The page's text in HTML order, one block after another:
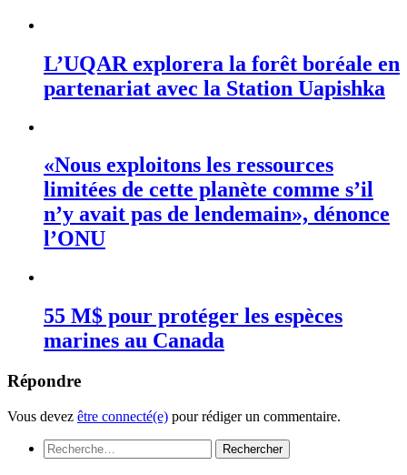
L’UQAR explorera la forêt boréale en
partenariat avec la Station Uapishka
«Nous exploitons les ressources
limitées de cette planète comme s’il
n’y avait pas de lendemain», dénonce
l’ONU
55 M$ pour protéger les espèces
marines au Canada
Répondre
Vous devez être connecté(e) pour rédiger un commentaire.
Rechercher :